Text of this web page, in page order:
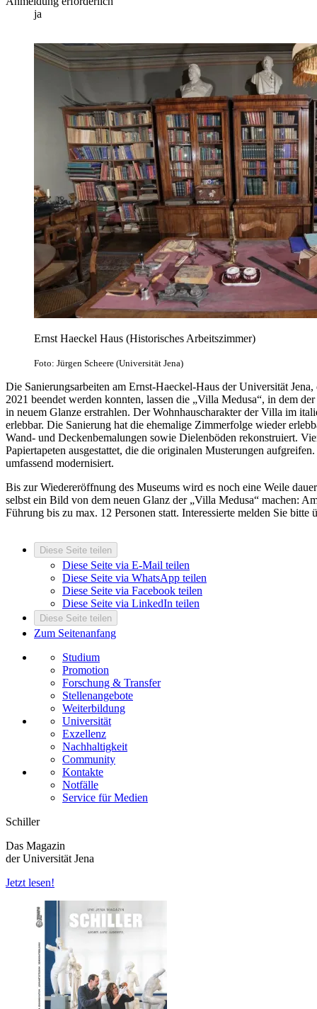
ja
Ernst Haeckel Haus (Historisches Arbeitszimmer)
Foto: Jürgen Scheere (Universität Jena)
Die Sanierungsarbeiten am Ernst-Haeckel-Haus der Universität
2021 beendet werden konnten, lassen die „Villa Medusa“, in dem
in neuem Glanze erstrahlen. Der Wohnhauscharakter der Villa im
erlebbar. Die Sanierung hat die ehemalige Zimmerfolge wieder
Wand- und Deckenbemalungen sowie Dielenböden rekonstruiert.
Papiertapeten ausgestattet, die die originalen Musterungen
umfassend modernisiert.
Bis zur Wiedereröffnung des Museums wird es noch eine Weile
selbst ein Bild von dem neuen Glanz der „Villa Medusa“ machen:
Führung bis zu max. 12 Personen statt. Interessierte melden Sie
Diese Seite teilen
Diese Seite via E-Mail teilen
Diese Seite via WhatsApp teilen
Diese Seite via Facebook teilen
Diese Seite via LinkedIn teilen
Diese Seite teilen
Zum Seitenanfang
Studium
Promotion
Forschung & Transfer
Stellenangebote
Weiterbildung
Universität
Exzellenz
Nachhaltigkeit
Community
Kontakte
Notfälle
Service für Medien
Schiller
Das Magazin
der Universität Jena
Jetzt lesen!